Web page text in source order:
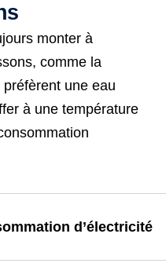
monter à
comme la
une eau
à une température
d’électricité